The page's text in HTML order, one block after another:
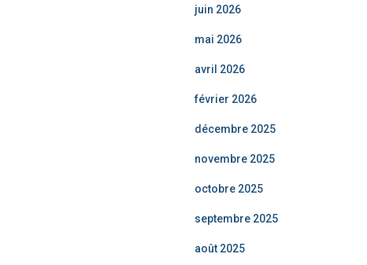
juin 2026
mai 2026
avril 2026
février 2026
décembre 2025
novembre 2025
octobre 2025
septembre 2025
août 2025